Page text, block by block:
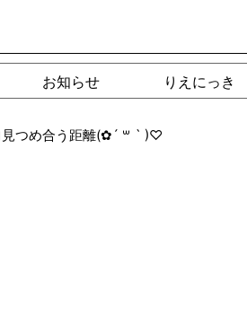
お知らせ りえにっき
見つめ合う距離(✿︎´ ꒳ ` )♡︎